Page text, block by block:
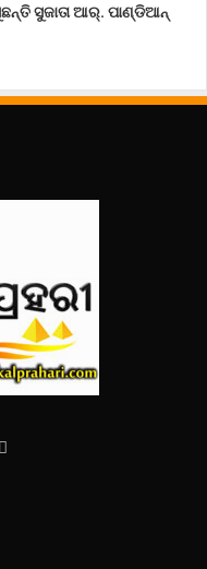
ସୁଜାତା ଆର୍‌. ପାଣ୍ଡିଆନ୍
Instagram